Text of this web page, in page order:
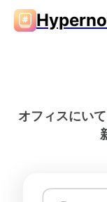
オフィスにい